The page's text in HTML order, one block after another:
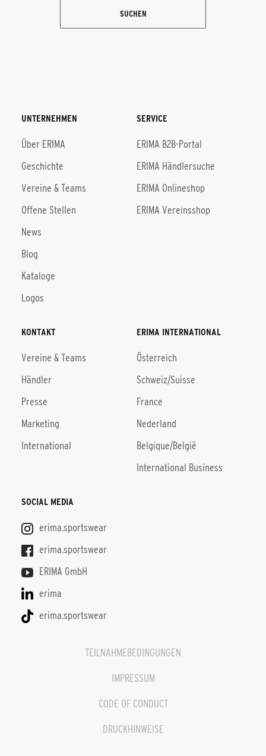
SUCHEN
UNTERNEHMEN
Über ERIMA
Geschichte
Vereine & Teams
Offene Stellen
News
Blog
Kataloge
Logos
SERVICE
ERIMA B2B-Portal
ERIMA Händlersuche
ERIMA Onlineshop
ERIMA Vereinsshop
KONTAKT
Vereine & Teams
Händler
Presse
Marketing
International
ERIMA INTERNATIONAL
Österreich
Schweiz/Suisse
France
Nederland
Belgique/België
International Business
SOCIAL MEDIA
erima.sportswear
erima.sportswear
ERIMA GmbH
erima
erima.sportswear
TEILNAHMEBEDINGUNGEN
IMPRESSUM
CODE OF CONDUCT
DRUCKHINWEISE